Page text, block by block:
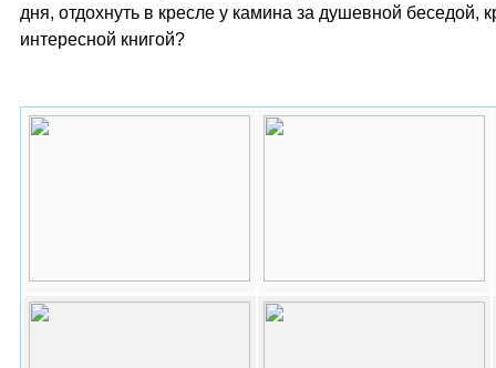
дня, отдохнуть в кресле у камина за душевной беседой,
интересной книгой?